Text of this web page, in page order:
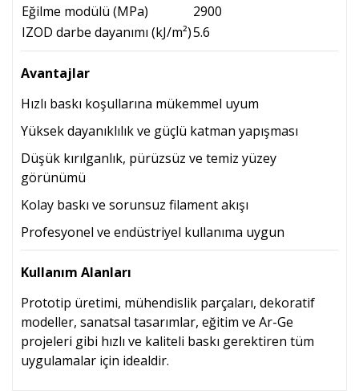
Eğilme modülü (MPa)
2900
IZOD darbe dayanımı (kJ/m²)5.6
Avantajlar
Hızlı baskı koşullarına mükemmel uyum
Yüksek dayanıklılık ve güçlü katman yapışması
Düşük kırılganlık, pürüzsüz ve temiz yüzey
görünümü
Kolay baskı ve sorunsuz filament akışı
Profesyonel ve endüstriyel kullanıma uygun
Kullanım Alanları
Prototip üretimi, mühendislik parçaları, dekoratif
modeller, sanatsal tasarımlar, eğitim ve Ar-Ge
projeleri gibi hızlı ve kaliteli baskı gerektiren tüm
uygulamalar için idealdir.